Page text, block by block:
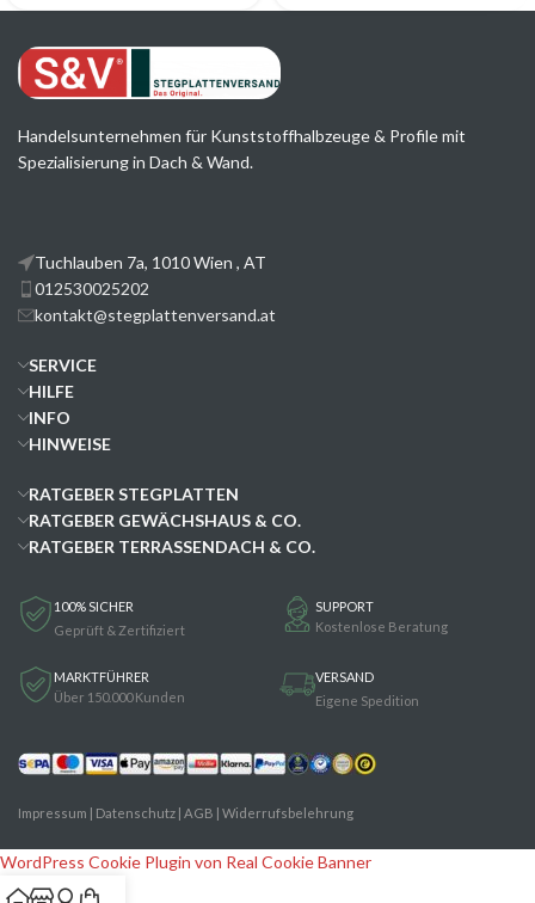
Handelsunternehmen für Kunststoffhalbzeuge & Profile mit
Spezialisierung in Dach & Wand.
Tuchlauben 7a, 1010 Wien , AT
012530025202
kontakt@stegplattenversand.at
SERVICE
HILFE
INFO
HINWEISE
RATGEBER STEGPLATTEN
RATGEBER GEWÄCHSHAUS & CO.
RATGEBER TERRASSENDACH & CO.
100% SICHER
Geprüft & Zertifiziert
SUPPORT
Kostenlose Beratung
MARKTFÜHRER
Über 150.000 Kunden
VERSAND
Eigene Spedition
Impressum Datenschutz AGB Widerrufsbelehrung
WordPress Cookie Plugin von Real Cookie Banner